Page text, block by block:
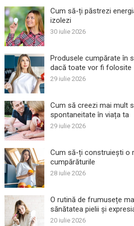
Cum să-ți păstrezi
izolezi
30 iulie 2026
Produsele cumpărate în
dacă toate vor fi folosite
29 iulie 2026
Cum să creezi mai mult
spontaneitate în viața ta
29 iulie 2026
Cum să-ți construiești o
cumpărăturile
28 iulie 2026
O rutină de frumusețe
sănătatea pielii și
20 iulie 2026